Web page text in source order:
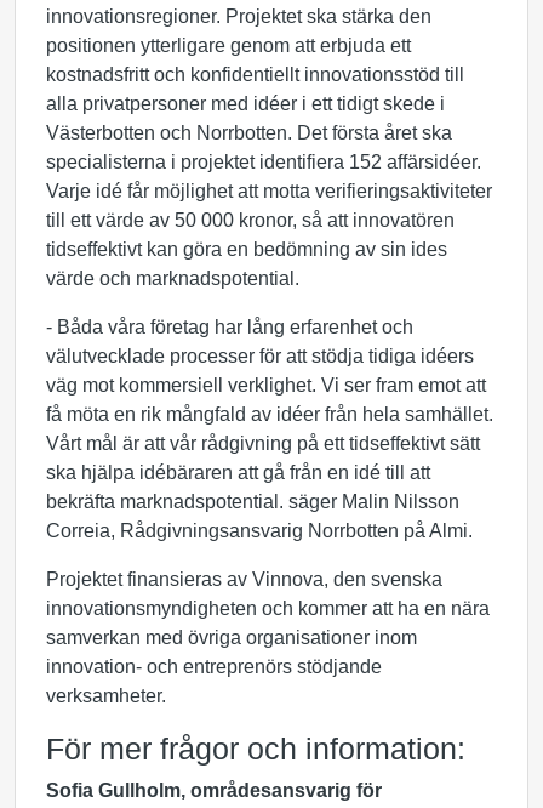
innovationsregioner. Projektet ska stärka den
positionen ytterligare genom att erbjuda ett
kostnadsfritt och konfidentiellt innovationsstöd till
alla privatpersoner med idéer i ett tidigt skede i
Västerbotten och Norrbotten. Det första året ska
specialisterna i projektet identifiera 152 affärsidéer.
Varje idé får möjlighet att motta verifieringsaktiviteter
till ett värde av 50 000 kronor, så att innovatören
tidseffektivt kan göra en bedömning av sin ides
värde och marknadspotential.
- Båda våra företag har lång erfarenhet och
välutvecklade processer för att stödja tidiga idéers
väg mot kommersiell verklighet. Vi ser fram emot att
få möta en rik mångfald av idéer från hela samhället.
Vårt mål är att vår rådgivning på ett tidseffektivt sätt
ska hjälpa idébäraren att gå från en idé till att
bekräfta marknadspotential. säger Malin Nilsson
Correia, Rådgivningsansvarig Norrbotten på Almi.
Projektet finansieras av Vinnova, den svenska
innovationsmyndigheten och kommer att ha en nära
samverkan med övriga organisationer inom
innovation- och entreprenörs stödjande
verksamheter.
För mer frågor och information:
Sofia Gullholm, områdesansvarig för